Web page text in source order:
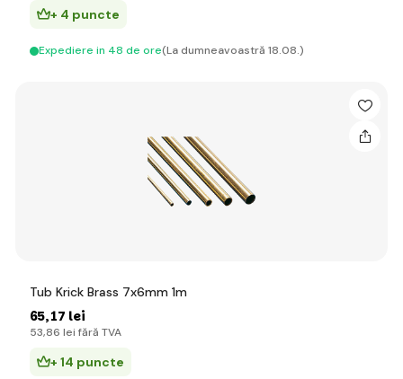
+ 4 puncte
Expediere in 48 de ore(La dumneavoastră 18.08.)
Tub Krick Brass 7x6mm 1m
65,17 lei
53,86 lei fără TVA
+ 14 puncte